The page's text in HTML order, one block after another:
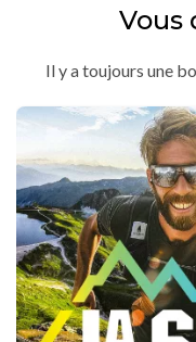
Vous
Il y a toujours une